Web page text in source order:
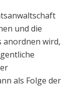
und die
anordnen wird,
als Folge der